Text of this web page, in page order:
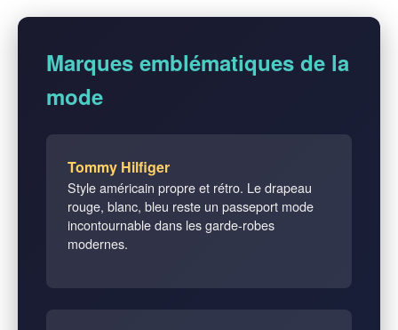
Marques emblématiques de la
mode
Tommy Hilfiger
Style américain propre et rétro. Le drapeau
rouge, blanc, bleu reste un passeport mode
incontournable dans les garde-robes
modernes.